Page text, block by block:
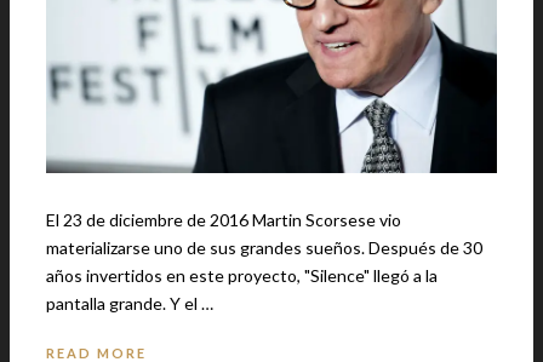
El 23 de diciembre de 2016 Martin Scorsese vio
materializarse uno de sus grandes sueños. Después de 30
años invertidos en este proyecto, "Silence" llegó a la
pantalla grande. Y el …
READ MORE